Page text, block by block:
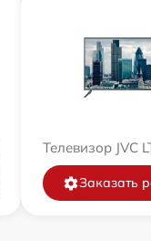
Телевизор JVC
Заказать